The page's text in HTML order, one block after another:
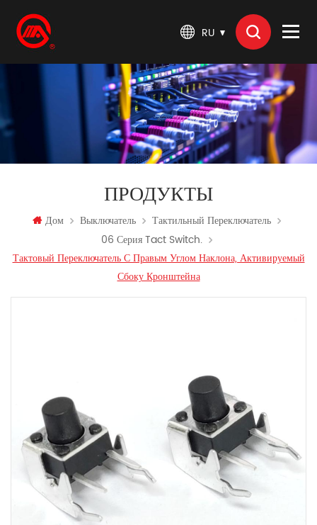
RU
ПРОДУКТЫ
Дом Выключатель
Тактильный Переключатель
06 Серия Tact Switch.
Тактовый Переключатель С Правым Углом Наклона, Активируемый
Сбоку Кронштейна